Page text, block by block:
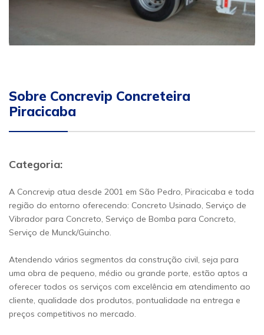
Sobre Concrevip Concreteira
Piracicaba
Categoria:
A Concrevip atua desde 2001 em São Pedro, Piracicaba e toda
região do entorno oferecendo: Concreto Usinado, Serviço de
Vibrador para Concreto, Serviço de Bomba para Concreto,
Serviço de Munck/Guincho.
Atendendo vários segmentos da construção civil, seja para
uma obra de pequeno, médio ou grande porte, estão aptos a
oferecer todos os serviços com excelência em atendimento ao
cliente, qualidade dos produtos, pontualidade na entrega e
preços competitivos no mercado.